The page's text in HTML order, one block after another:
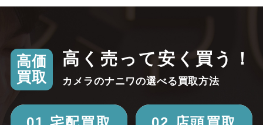
高価
買取
高く売って安く買う！
カメラのナニワの選べる買取方法